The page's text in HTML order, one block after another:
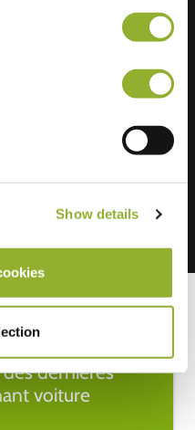
Show details
dernières
voiture